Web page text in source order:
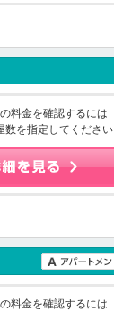
料金を確認するには
数を指定してください
料金を確認するには